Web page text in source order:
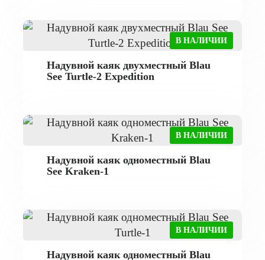
В НАЛИЧИИ
Надувной каяк двухместный Blau
See Turtle-2 Expedition
В НАЛИЧИИ
Надувной каяк одноместный Blau
See Kraken-1
В НАЛИЧИИ
Надувной каяк одноместный Blau